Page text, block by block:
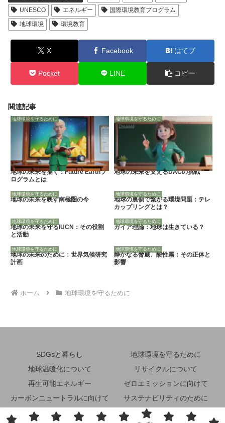
UNESCO
エネルギー
国際環境教育プログラム
地球環境
環境教育
X Facebook はてブ
Pocket LINE コピー
関連記事
地球環境を守るために
地球の未来を描く：Future Earthプ
ログラムとは
地球環境を守るために
地球の未来を支えるDACの挑戦
地球環境を守るために
地球の未来を映す南極圏の今
地球環境を守るために
地球の裏側で繋がる環境問題：テレ
カップリングとは？
地球環境を守るために
地球の未来を守るIUCN：その役割
と活動
地球環境を守るために
ガイア理論：地球は生きている？
地球環境を守るために
地球の未来のために：世界気候研究
計画
地球環境を守るために
静かなる脅威、酸性霧：その正体と
影響
ホーム 地球環境を守るために
SDGsと暮らし
地球環境を守るために
地球温暖化について
リサイクルについて
再生可能エネルギー
ゼロエミッションに向けて
カーボンニュートラルに向けて
サステナビリティのために
省エネルギーのために
その他